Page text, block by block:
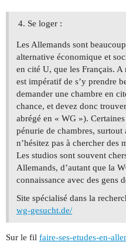
Se loger :
Les Allemands sont
alternative économique et
en cité U, que les Français.
est impératif de s’y prendre
demander une chambre en
chance, et devez donc
abrégé en « WG »).
pénurie de chambres, surtout
n’hésitez pas à chercher des
Les studios sont souvent
Allemands, d’autant que la
connaissance avec des gens
Site spécialisé dans la
wg-gesucht.de/
Sur le fil faire-ses-etudes-en-